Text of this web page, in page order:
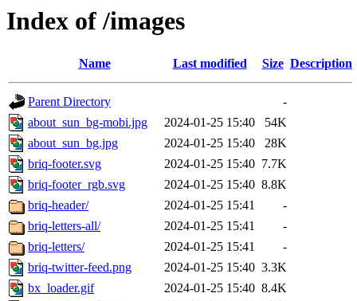
Index of /images
Name Last modified Size Description
Parent Directory
-
about_sun_bg-mobi.jpg
2024-01-25 15:40
54K
about_sun_bg.jpg
2024-01-25 15:40
28K
briq-footer.svg
2024-01-25 15:40 7.7K
briq-footer_rgb.svg
2024-01-25 15:40 8.8K
briq-header/
2024-01-25 15:41
-
briq-letters-all/
2024-01-25 15:41
-
briq-letters/
2024-01-25 15:41
-
briq-twitter-feed.png
2024-01-25 15:40 3.3K
bx_loader.gif
2024-01-25 15:40 8.4K